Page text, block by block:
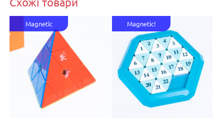
Magnetic Magnetic!